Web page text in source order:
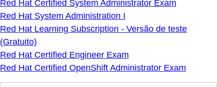
Red Hat Certified System Administrator Exam
Red Hat System Administration I
Red Hat Learning Subscription - Versão de teste
(Gratuito)
Red Hat Certified Engineer Exam
Red Hat Certified OpenShift Administrator Exam